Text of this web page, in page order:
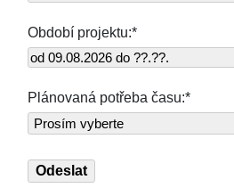
Období projektu:*
Plánovaná potřeba času:*